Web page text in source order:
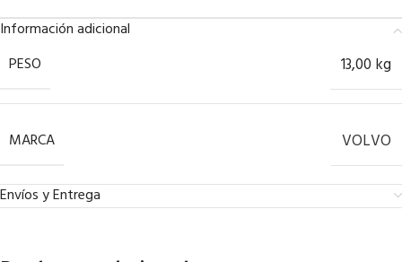
Información adicional
PESO
13,00 kg
MARCA VOLVO
Envíos y Entrega